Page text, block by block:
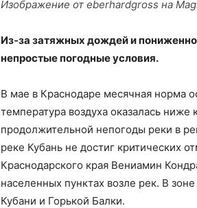
Изображение от eberhardgross на
Из‑за затяжных дождей и
непростые погодные условия.
В мае в Краснодаре месячная норма
температура воздуха оказалась
продолжительной непогоды реки в
реке Кубань не достиг критических
Краснодарского края Вениамин
населенных пунктах возле рек. В
Кубани и Горькой Балки.